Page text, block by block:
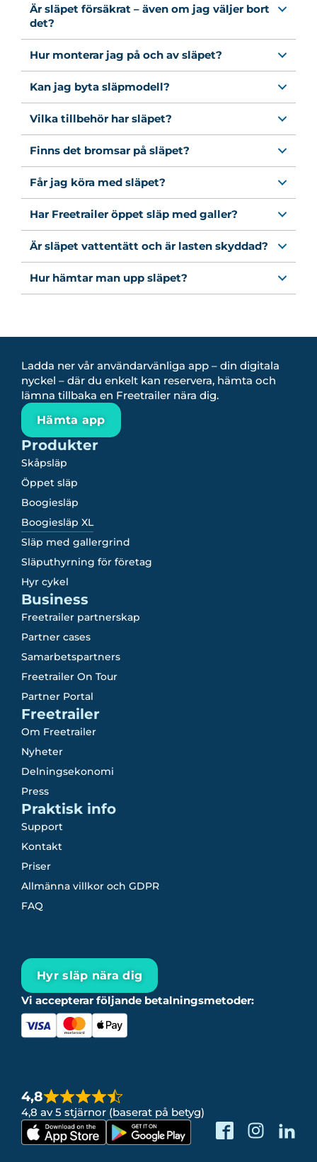
Är släpet försäkrat – även om jag väljer bort
det?
Hur monterar jag på och av släpet?
Kan jag byta släpmodell?
Vilka tillbehör har släpet?
Finns det bromsar på släpet?
Får jag köra med släpet?
Har Freetrailer öppet släp med galler?
Är släpet vattentätt och är lasten skyddad?
Hur hämtar man upp släpet?
Ladda ner vår användarvänliga app – din digitala
nyckel – där du enkelt kan reservera, hämta och
lämna tillbaka en Freetrailer nära dig.
Hämta app
Produkter
Skåpsläp
Öppet släp
Boogiesläp
Boogiesläp XL
Släp med gallergrind
Släputhyrning för företag
Hyr cykel
Business
Freetrailer partnerskap
Partner cases
Samarbetspartners
Freetrailer On Tour
Partner Portal
Freetrailer
Om Freetrailer
Nyheter
Delningsekonomi
Press
Praktisk info
Support
Kontakt
Priser
Allmänna villkor och GDPR
FAQ
Hyr släp nära dig
Vi accepterar följande betalningsmetoder:
4,8
4,8 av 5 stjärnor (baserat på betyg)